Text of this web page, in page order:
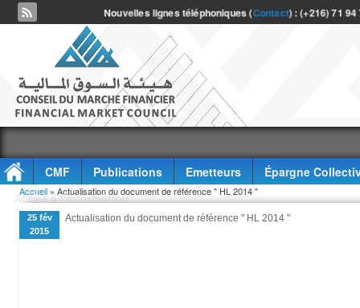
Nouvelles lignes téléphoniques (Contact) : (+216) 71
CMF Publications Emetteurs
Épargne
Accès à l'information
Vous êtes ici
Accueil » Actualisation du document de référence " HL 2014 "
25 fév
2015
Actualisation du document de référence " HL 2014 "